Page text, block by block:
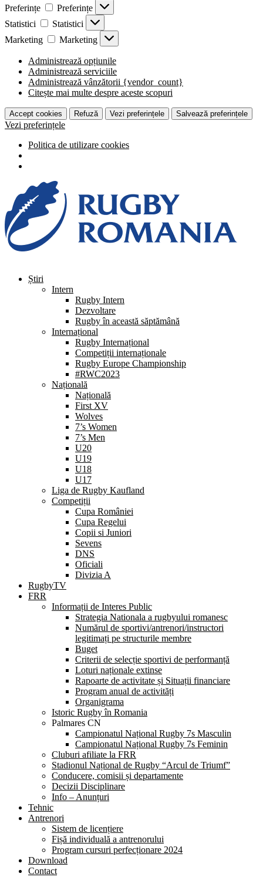
Preferințe
Preferințe
Statistici
Statistici
Marketing
Marketing
Administrează opțiunile
Administrează serviciile
Administrează vânzătorii {vendor_count}
Citește mai multe despre aceste scopuri
Accept cookies Refuză Vezi preferințele Salvează preferințele
Vezi preferințele
Politica de utilizare cookies
Știri
Intern
Rugby Intern
Dezvoltare
Rugby în această săptămână
Internațional
Rugby Internațional
Competiții internaționale
Rugby Europe Championship
#RWC2023
Națională
Națională
First XV
Wolves
7’s Women
7’s Men
U20
U19
U18
U17
Liga de Rugby Kaufland
Competiții
Cupa României
Cupa Regelui
Copii si Juniori
Sevens
DNS
Oficiali
Divizia A
RugbyTV
FRR
Informații de Interes Public
Strategia Nationala a rugbyului romanesc
Numărul de sportivi/antrenori/instructori
legitimați pe structurile membre
Buget
Criterii de selecție sportivi de performanță
Loturi naționale extinse
Rapoarte de activitate și Situații financiare
Program anual de activități
Organigrama
Istoric Rugby în Romania
Palmares CN
Campionatul Național Rugby 7s Masculin
Campionatul Național Rugby 7s Feminin
Cluburi afiliate la FRR
Stadionul Național de Rugby “Arcul de Triumf”
Conducere, comisii și departamente
Decizii Disciplinare
Info – Anunțuri
Tehnic
Antrenori
Sistem de licențiere
Fișă individuală a antrenorului
Program cursuri perfecționare 2024
Download
Contact